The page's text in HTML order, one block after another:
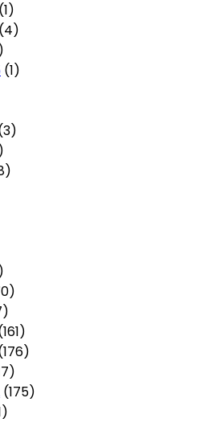
(1)
(4)
(1)
(175)